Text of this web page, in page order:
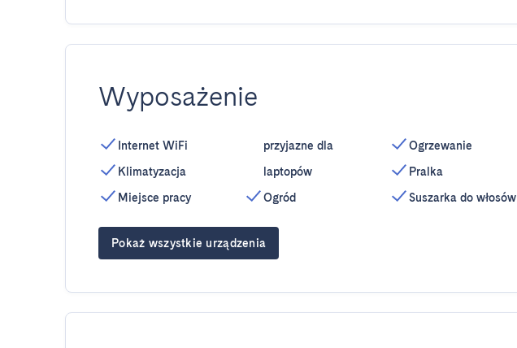
Wyposażenie
Internet WiFi
Klimatyzacja
Miejsce pracy
przyjazne dla
laptopów
Ogród
Ogrzewanie
Pralka
Suszarka do włosów
Pokaż wszystkie urządzenia